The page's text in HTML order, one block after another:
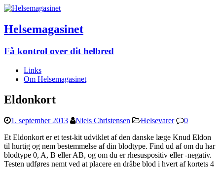
Helsemagasinet
Få kontrol over dit helbred
Links
Om Helsemagasinet
Eldonkort
1. september 2013 Niels Christensen Helsevarer
0
Et Eldonkort er et test-kit udviklet af den danske læge Knud Eldon
til hurtig og nem bestemmelse af din blodtype. Find ud af om du har
blodtype 0, A, B eller AB, og om du er rhesuspositiv eller -negativ.
Testen udføres nemt ved at placere en dråbe blod i hvert af kortets 4